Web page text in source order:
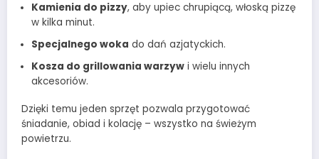
Kamienia do pizzy, aby upiec chrupiącą, włoską pizzę
w kilka minut.
Specjalnego woka do dań azjatyckich.
Kosza do grillowania warzywi wielu innych
akcesoriów.
Dzięki temu jeden sprzęt pozwala przygotować
śniadanie, obiad i kolację – wszystko na świeżym
powietrzu.